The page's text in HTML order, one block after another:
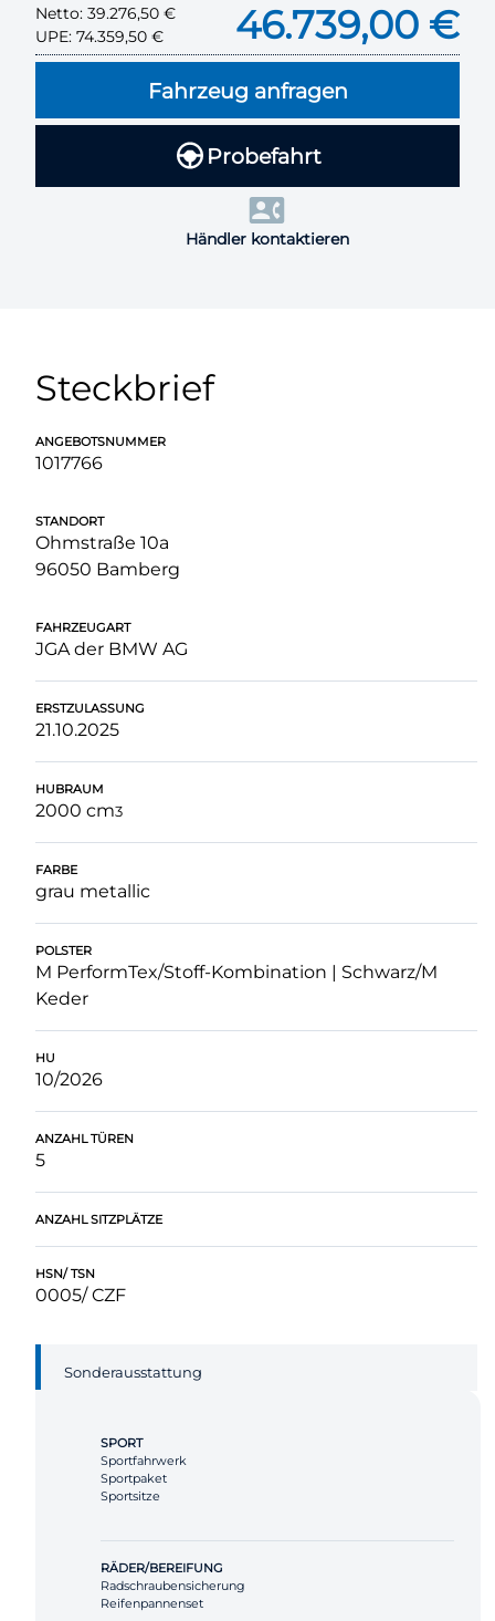
Netto: 39.276,50 €
UPE: 74.359,50 € 46.739,00 €
Fahrzeug anfragen
Probefahrt
Händler kontaktieren
Steckbrief
ANGEBOTSNUMMER
1017766
STANDORT
Ohmstraße 10a
96050 Bamberg
FAHRZEUGART
JGA der BMW AG
ERSTZULASSUNG
21.10.2025
HUBRAUM
2000 cm3
FARBE
grau metallic
POLSTER
M PerformTex/Stoff-Kombination | Schwarz/M
Keder
HU
10/2026
ANZAHL TÜREN
5
ANZAHL SITZPLÄTZE
HSN/ TSN
0005/ CZF
Sonderausstattung
SPORT
Sportfahrwerk
Sportpaket
Sportsitze
RÄDER/BEREIFUNG
Radschraubensicherung
Reifenpannenset